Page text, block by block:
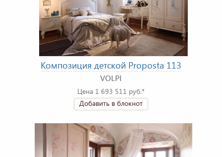
Композиция детской Proposta 113
VOLPI
Цена 1 693 511 руб.*
Добавить в блокнот